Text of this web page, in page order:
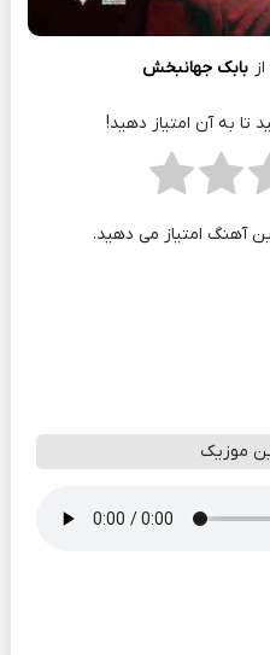
از بابک جهانبخش
تا به آن امتیاز دهید!
آهنگ امتیاز می دهید.
موزیک